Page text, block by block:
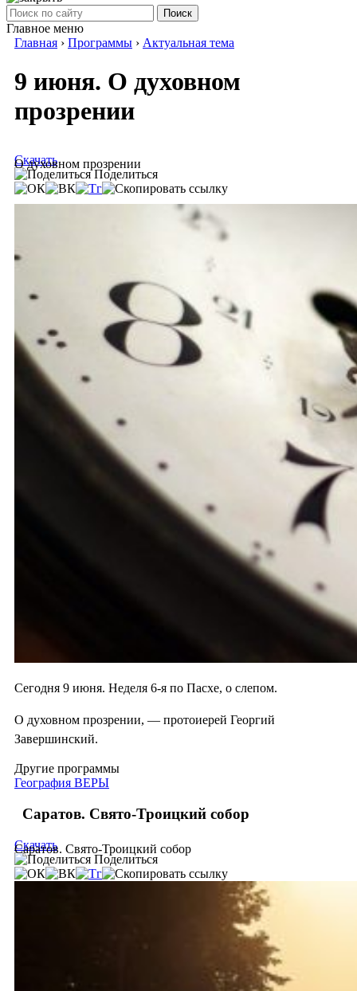
Поиск
Главное меню
Главная › Программы › Актуальная тема
9 июня. О духовном
прозрении
О духовном прозрении
Скачать
Поделиться
Сегодня 9 июня. Неделя 6-я по Пасхе, о слепом.
О духовном прозрении, — протоиерей Георгий
Завершинский.
Другие программы
География ВЕРЫ
Саратов. Свято-Троицкий собор
Саратов. Свято-Троицкий собор
Скачать
Поделиться